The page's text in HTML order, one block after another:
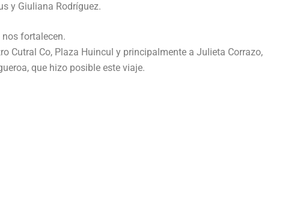
y Giuliana Rodríguez.
fortalecen.
Cutral Co, Plaza Huincul y principalmente a Julieta Corrazo,
que hizo posible este viaje.